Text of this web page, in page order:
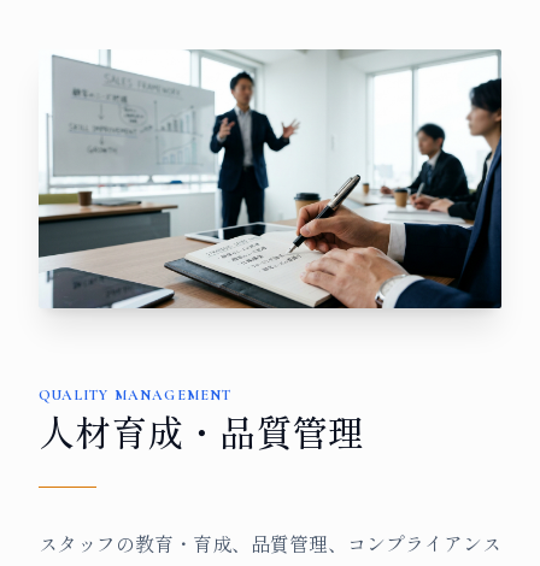
QUALITY MANAGEMENT
人材育成・品質管理
スタッフの教育・育成、品質管理、コンプライアンス